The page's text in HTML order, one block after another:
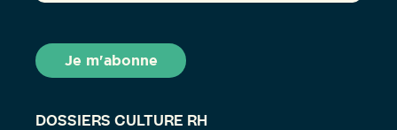
DOSSIERS CULTURE RH